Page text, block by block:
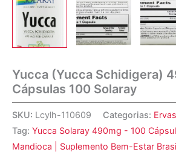
Yucca (Yucca Schidigera)
Cápsulas 100 Solaray
SKU: Lcylh-110609 Categorias: Ervas
Tag: Yucca Solaray 490mg - 100
Mandioca | Suplemento Bem-Estar